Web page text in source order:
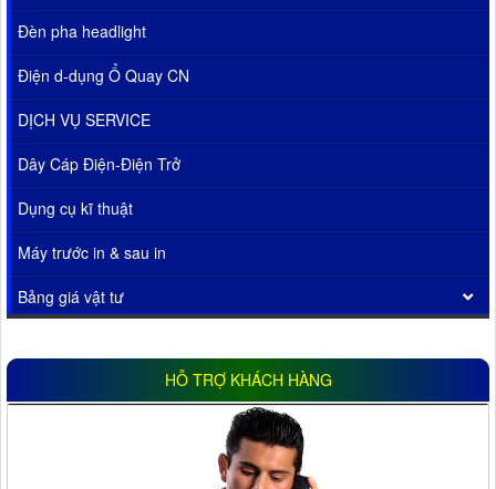
Đèn pha headlight
Điện d-dụng Ổ Quay CN
DỊCH VỤ SERVICE
Dây Cáp Điện-Điện Trở
Dụng cụ kĩ thuật
Máy trước in & sau in
Bảng giá vật tư
HỖ TRỢ KHÁCH HÀNG